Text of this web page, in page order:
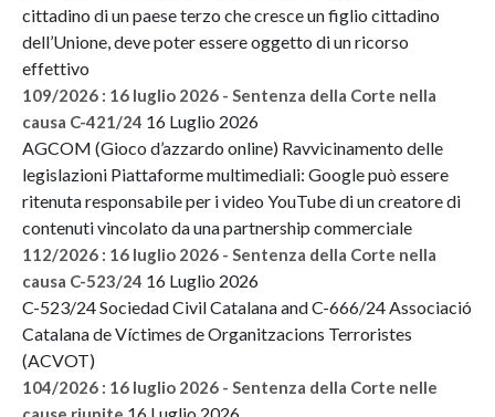
cittadino di un paese terzo che cresce un figlio cittadino
dell’Unione, deve poter essere oggetto di un ricorso
effettivo
109/2026 : 16 luglio 2026 - Sentenza della Corte nella
causa C-421/24 16 Luglio 2026
AGCOM (Gioco d’azzardo online) Ravvicinamento delle
legislazioni Piattaforme multimediali: Google può essere
ritenuta responsabile per i video YouTube di un creatore di
contenuti vincolato da una partnership commerciale
112/2026 : 16 luglio 2026 - Sentenza della Corte nella
causa C-523/24 16 Luglio 2026
C-523/24 Sociedad Civil Catalana and C-666/24 Associació
Catalana de Víctimes de Organitzacions Terroristes
(ACVOT)
104/2026 : 16 luglio 2026 - Sentenza della Corte nelle
16 Luglio 2026